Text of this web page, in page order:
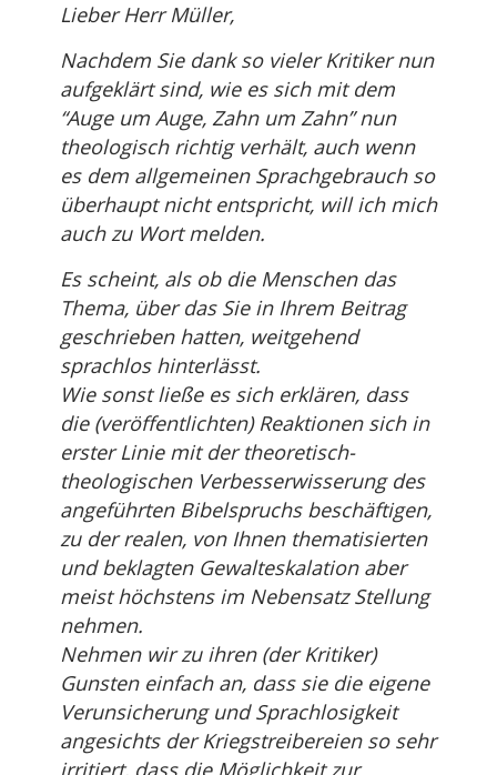
Lieber Herr Müller,
Nachdem Sie dank so vieler Kritiker nun
aufgeklärt sind, wie es sich mit dem
“Auge um Auge, Zahn um Zahn” nun
theologisch richtig verhält, auch wenn
es dem allgemeinen Sprachgebrauch so
überhaupt nicht entspricht, will ich mich
auch zu Wort melden.
Es scheint, als ob die Menschen das
Thema, über das Sie in Ihrem Beitrag
geschrieben hatten, weitgehend
sprachlos hinterlässt.
Wie sonst ließe es sich erklären, dass
die (veröffentlichten) Reaktionen sich in
erster Linie mit der theoretisch-
theologischen Verbesserwisserung des
angeführten Bibelspruchs beschäftigen,
zu der realen, von Ihnen thematisierten
und beklagten Gewalteskalation aber
meist höchstens im Nebensatz Stellung
nehmen.
Nehmen wir zu ihren (der Kritiker)
Gunsten einfach an, dass sie die eigene
Verunsicherung und Sprachlosigkeit
angesichts der Kriegstreibereien so sehr
irritiert, dass die Möglichkeit zur